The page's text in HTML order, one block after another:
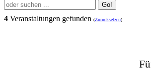
Go!
4 Veranstaltungen gefunden (Zurücksetzen)